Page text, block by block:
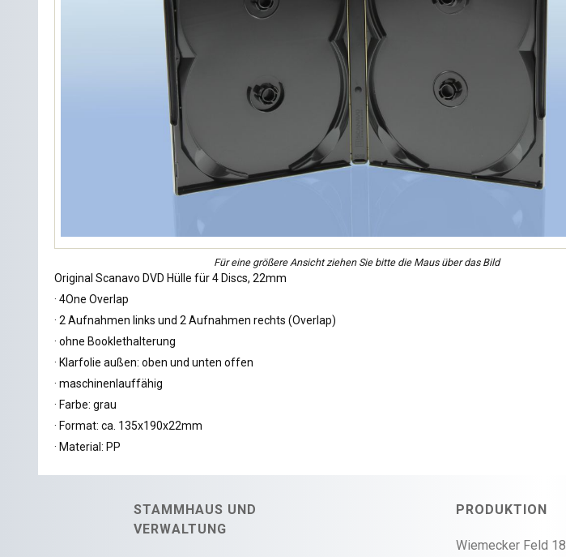
Für eine größere Ansicht ziehen Sie bitte die Maus über das Bild
Original Scanavo DVD Hülle für 4 Discs, 22mm
· 4One Overlap
· 2 Aufnahmen links und 2 Aufnahmen rechts (Overlap)
· ohne Booklethalterung
· Klarfolie außen: oben und unten offen
· maschinenlauffähig
· Farbe: grau
· Format: ca. 135x190x22mm
· Material: PP
STAMMHAUS UND
VERWALTUNG
PRODUKTION
Wiemecker Feld 18